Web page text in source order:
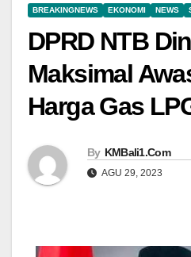
BREAKINGNEWS EKONOMI NEWS
DPRD NTB
Maksimal
Harga Gas
By KMBali1.Com
AGU 29, 2023